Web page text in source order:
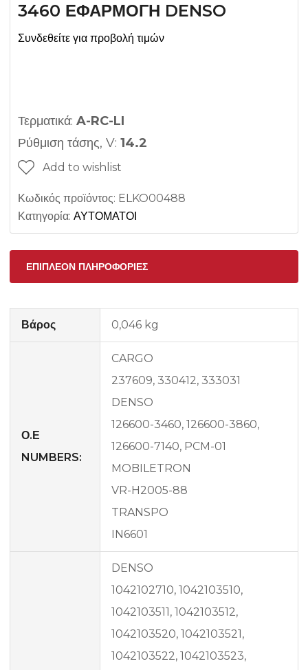
3460 ΕΦΑΡΜΟΓΗ DENSO
Συνδεθείτε για προβολή τιμών
Τερματικά: A-RC-LI
Ρύθμιση τάσης, V: 14.2
Add to wishlist
Κωδικός προϊόντος: ELKO00488
Κατηγορία: ΑΥΤΟΜΑΤΟΙ
ΕΠΙΠΛΈΟΝ ΠΛΗΡΟΦΟΡΊΕΣ
Βάρος 0,046 kg
Ο.Ε
NUMBERS:
CARGO
237609, 330412, 333031
DENSO
126600-3460, 126600-3860,
126600-7140, PCM-01
MOBILETRON
VR-H2005-88
TRANSPO
IN6601
DENSO
1042102710, 1042103510,
1042103511, 1042103512,
1042103520, 1042103521,
1042103522, 1042103523,